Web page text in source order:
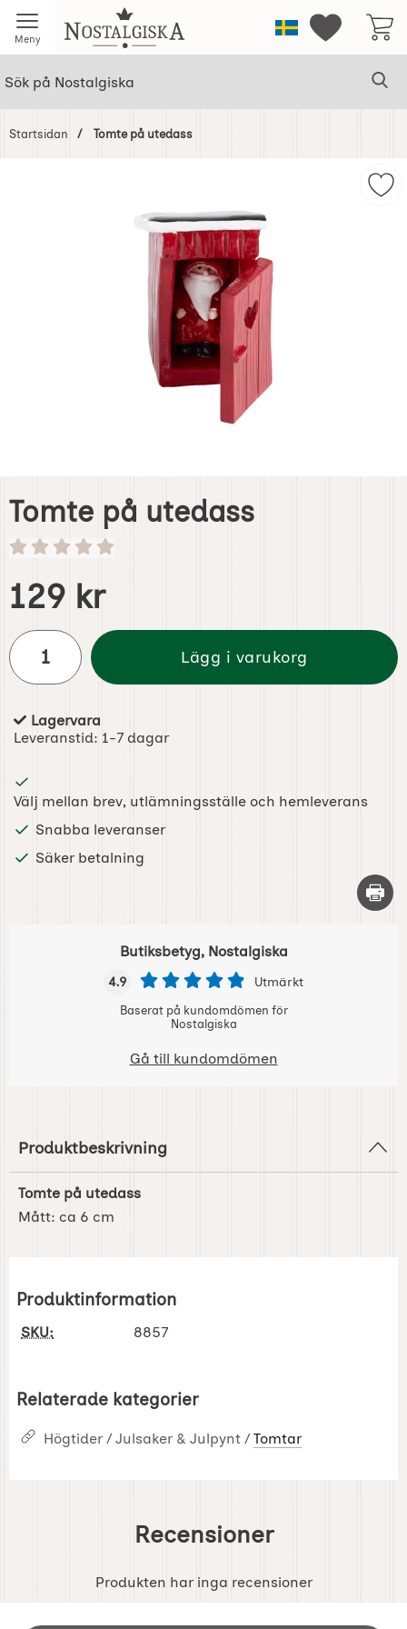
Meny Startsidan för NostalgiskaSverigeMina
Startsidan Tomte på utedass
Tomte på utedass
Handla denna produkt Tomte på utedass
pris
129 kr
antal
Lägg i varukorg
Tillgänglighet:
Lagervara
Leveranstid: 1-7 dagar
Välj mellan brev, utlämningsställe och hemleverans
Snabba leveranser
Säker betalning
Skriv
Butiksbetyg, Nostalgiska
4.9 Utmärkt
Baserat på kundomdömen för
Nostalgiska
Gå till kundomdömen
Produktbeskrivning
Tomte på utedass
Mått: ca 6 cm
Produktinformation
SKU: 8857
Relaterade kategorier
Högtider / Julsaker & Julpynt / Tomtar
Recensioner
Produkten har inga recensioner